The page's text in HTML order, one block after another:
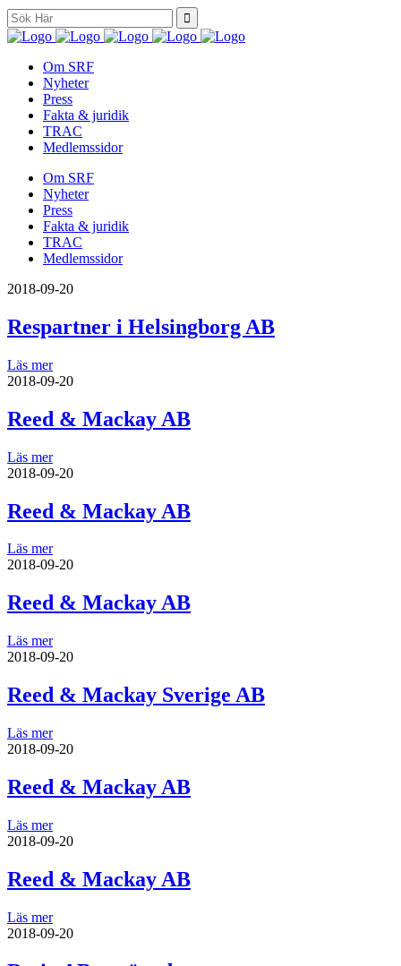
Search
for:
Om SRF
Nyheter
Press
Fakta & juridik
TRAC
Medlemssidor
Om SRF
Nyheter
Press
Fakta & juridik
TRAC
Medlemssidor
2018-09-20
Respartner i Helsingborg AB
Läs mer
2018-09-20
Reed & Mackay AB
Läs mer
2018-09-20
Reed & Mackay AB
Läs mer
2018-09-20
Reed & Mackay AB
Läs mer
2018-09-20
Reed & Mackay Sverige AB
Läs mer
2018-09-20
Reed & Mackay AB
Läs mer
2018-09-20
Reed & Mackay AB
Läs mer
2018-09-20